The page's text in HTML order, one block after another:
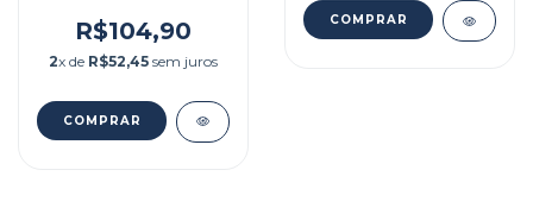
R$104,90
2x de R$52,45 sem juros